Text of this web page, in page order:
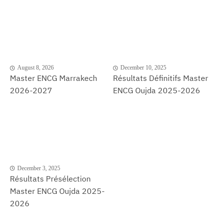
August 8, 2026
Master ENCG Marrakech
2026-2027
December 10, 2025
Résultats Définitifs Master
ENCG Oujda 2025-2026
December 3, 2025
Résultats Présélection
Master ENCG Oujda 2025-
2026